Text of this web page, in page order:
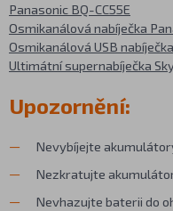
Panasonic BQ-CC55E
Osmikanálová nabíječka
Osmikanálová USB
Ultimátní supernabíječka
Upozornění:
Nevybíjejte
Nezkratujte
Nevhazujte baterii do